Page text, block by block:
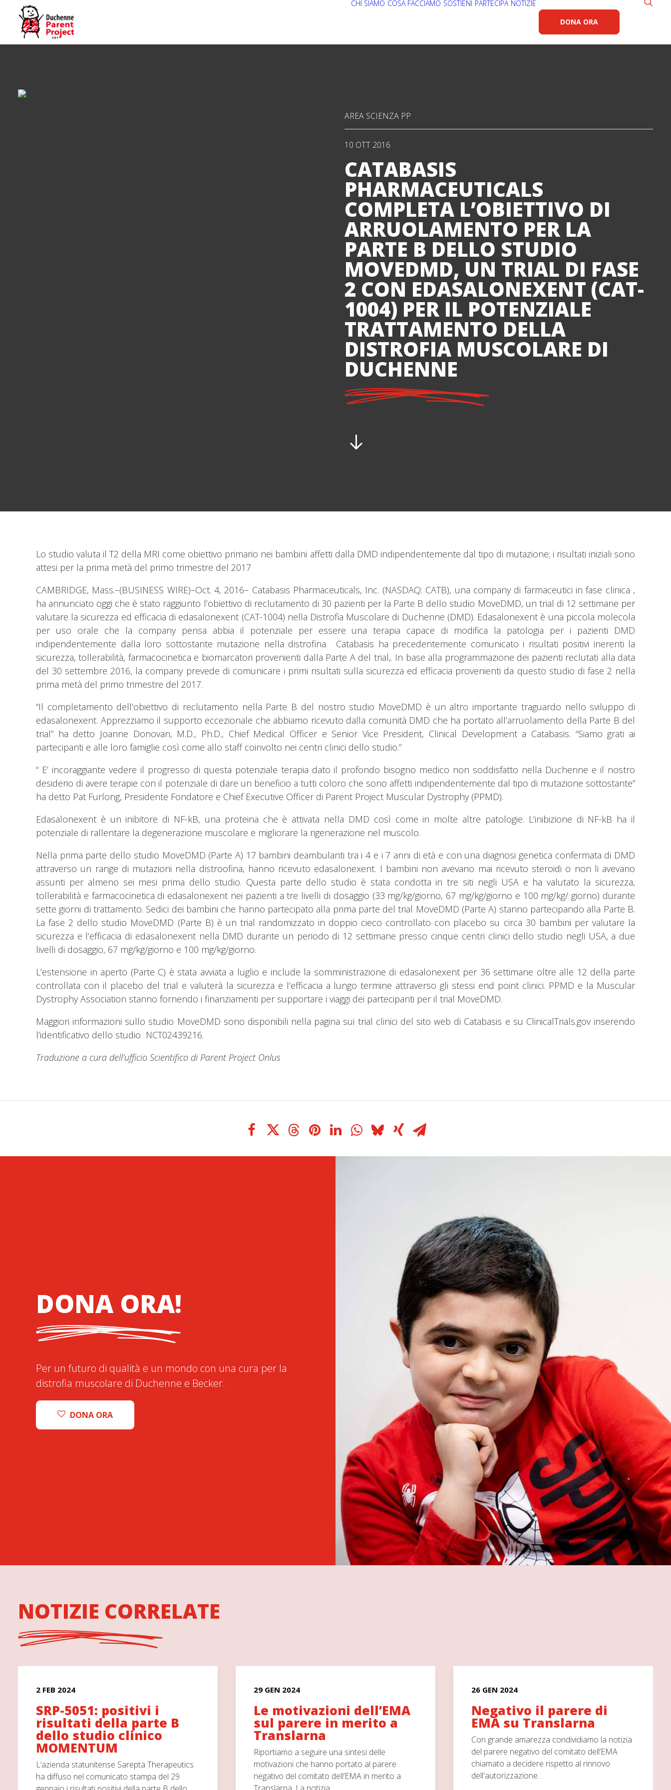
CHI SIAMO COSA FACCIAMO SOSTIENI PARTECIPA NOTIZIE
DONA ORA
AREA SCIENZA PP
10 OTT 2016
CATABASIS
PHARMACEUTICALS
COMPLETA L’OBIETTIVO DI
ARRUOLAMENTO PER LA
PARTE B DELLO STUDIO
MOVEDMD, UN TRIAL DI FASE
2 CON EDASALONEXENT (CAT-
1004) PER IL POTENZIALE
TRATTAMENTO DELLA
DISTROFIA MUSCOLARE DI
DUCHENNE
Lo studio valuta il T2 della MRI come obiettivo primario nei bambini affetti dalla DMD indipendentemente dal tipo di mutazione; i risultati iniziali sono
attesi per la prima metà del primo trimestre del 2017
CAMBRIDGE, Mass.–(BUSINESS WIRE)–Oct. 4, 2016– Catabasis Pharmaceuticals, Inc. (NASDAQ: CATB), una company di farmaceutici in fase clinica ,
ha annunciato oggi che è stato raggiunto l’obiettivo di reclutamento di 30 pazienti per la Parte B dello studio MoveDMD, un trial di 12 settimane per
valutare la sicurezza ed efficacia di edasalonexent (CAT-1004) nella Distrofia Muscolare di Duchenne (DMD). Edasalonexent è una piccola molecola
per uso orale che la company pensa abbia il potenziale per essere una terapia capace di modifica la patologia per i pazienti DMD
indipendentemente dalla loro sottostante mutazione nella distrofina. Catabasis ha precedentemente comunicato i risultati positivi inerenti la
sicurezza, tollerabilità, farmacocinetica e biomarcatori provenienti dalla Parte A del trial,. In base alla programmazione dei pazienti reclutati alla data
del 30 settembre 2016, la company prevede di comunicare i primi risultati sulla sicurezza ed efficacia provenienti da questo studio di fase 2 nella
prima metà del primo trimestre del 2017.
“Il completamento dell’obiettivo di reclutamento nella Parte B del nostro studio MoveDMD è un altro importante traguardo nello sviluppo di
edasalonexent. Apprezziamo il supporto eccezionale che abbiamo ricevuto dalla comunità DMD che ha portato all’arruolamento della Parte B del
trial” ha detto Joanne Donovan, M.D., Ph.D., Chief Medical Officer e Senior Vice President, Clinical Development a Catabasis. “Siamo grati ai
partecipanti e alle loro famiglie così come allo staff coinvolto nei centri clinici dello studio.”
“ E’ incoraggiante vedere il progresso di questa potenziale terapia dato il profondo bisogno medico non soddisfatto nella Duchenne e il nostro
desiderio di avere terapie con il potenziale di dare un beneficio a tutti coloro che sono affetti indipendentemente dal tipo di mutazione sottostante”
ha detto Pat Furlong, Presidente Fondatore e Chief Executive Officer di Parent Project Muscular Dystrophy (PPMD).
Edasalonexent è un inibitore di NF-kB, una proteina che è attivata nella DMD così come in molte altre patologie. L’inibizione di NF-kB ha il
potenziale di rallentare la degenerazione muscolare e migliorare la rigenerazione nel muscolo.
Nella prima parte dello studio MoveDMD (Parte A) 17 bambini deambulanti tra i 4 e i 7 anni di età e con una diagnosi genetica confermata di DMD
attraverso un range di mutazioni nella distroofina, hanno ricevuto edasalonexent. I bambini non avevano mai ricevuto steroidi o non li avevano
assunti per almeno sei mesi prima dello studio. Questa parte dello studio è stata condotta in tre siti negli USA e ha valutato la sicurezza,
tollerabilità e farmacocinetica di edasalonexent nei pazienti a tre livelli di dosaggio (33 mg/kg/giorno, 67 mg/kg/giorno e 100 mg/kg/ giorno) durante
sette giorni di trattamento. Sedici dei bambini che hanno partecipato alla prima parte del trial MoveDMD (Parte A) stanno partecipando alla Parte B.
La fase 2 dello studio MoveDMD (Parte B) è un trial randomizzato in doppio cieco controllato con placebo su circa 30 bambini per valutare la
sicurezza e l’efficacia di edasalonexent nella DMD durante un periodo di 12 settimane presso cinque centri clinici dello studio negli USA, a due
livelli di dosaggio, 67 mg/kg/giorno e 100 mg/kg/giorno.
L’estensione in aperto (Parte C) è stata avviata a luglio e include la somministrazione di edasalonexent per 36 settimane oltre alle 12 della parte
controllata con il placebo del trial e valuterà la sicurezza e l’efficacia a lungo termine attraverso gli stessi end point clinici. PPMD e la Muscular
Dystrophy Association stanno fornendo i finanziamenti per supportare i viaggi dei partecipanti per il trial MoveDMD.
Maggiori informazioni sullo studio MoveDMD sono disponibili nella pagina sui trial clinici del sito web di Catabasis e su ClinicalTrials.gov inserendo
l’identificativo dello studio NCT02439216.
Traduzione a cura dell’ufficio Scientifico di Parent Project Onlus
DONA ORA!
Per un futuro di qualità e un mondo con una cura per la
distrofia muscolare di Duchenne e Becker.
DONA ORA
NOTIZIE CORRELATE
2 FEB 2024
SRP-5051: positivi i
risultati della parte B
dello studio clinico
MOMENTUM
L’azienda statunitense Sarepta Therapeutics
ha diffuso nel comunicato stampa del 29
29 GEN 2024
Le motivazioni dell’EMA
sul parere in merito a
Translarna
Riportiamo a seguire una sintesi delle
motivazioni che hanno portato al parere
negativo del comitato dell’EMA in merito a
26 GEN 2024
Negativo il parere di
EMA su Translarna
Con grande amarezza condividiamo la notizia
del parere negativo del comitato dell’EMA
chiamato a decidere rispetto al rinnovo
dell'autorizzazione…